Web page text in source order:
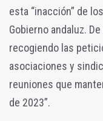
esta “inacción” de
Gobierno andaluz.
recogiendo las
asociaciones y
reuniones que
de 2023”.